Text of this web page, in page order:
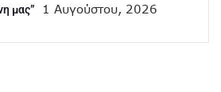
μας”
1 Αυγούστου, 2026